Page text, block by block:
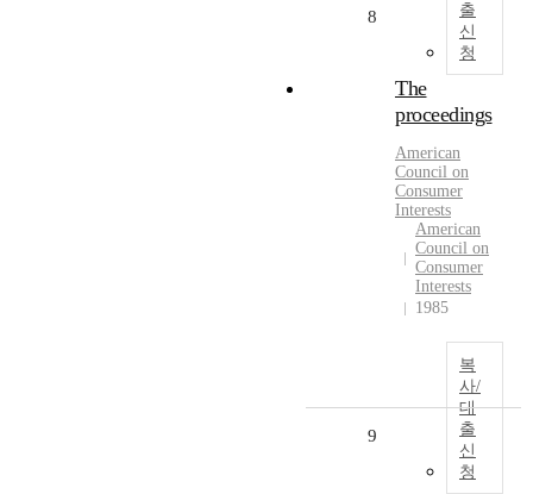
출
신
청
8
The
proceedings
American
Council on
Consumer
Interests
American
Council on
Consumer
Interests
1985
복
사/
대
출
신
청
9